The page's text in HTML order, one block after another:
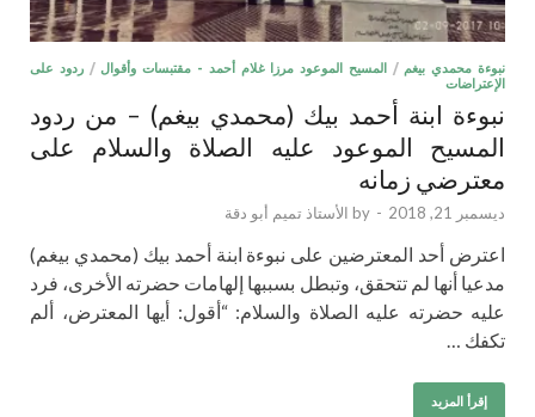
نبوءة محمدي بيغم / المسيح الموعود مرزا غلام أحمد - مقتبسات وأقوال /ردود على
الإعتراضات
نبوءة ابنة أحمد بيك (محمدي بيغم) – من ردود
المسيح الموعود عليه الصلاة والسلام على
معترضي زمانه
ديسمبر 21, 2018 -
by الأستاذ تميم أبو دقة
اعترض أحد المعترضين على نبوءة ابنة أحمد بيك (محمدي بيغم)
مدعيا أنها لم تتحقق، وتبطل بسببها إلهامات حضرته الأخرى، فرد
عليه حضرته عليه الصلاة والسلام: “أقول: أيها المعترض، ألم
تكفك …
إقرأ المزيد